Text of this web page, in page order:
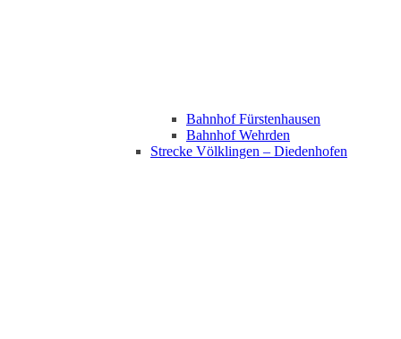
Bahnhof Fürstenhausen
Bahnhof Wehrden
Strecke Völklingen – Diedenhofen